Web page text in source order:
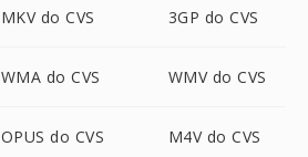
MKV do CVS 3GP do CVS
WMA do CVS WMV do CVS
OPUS do CVS M4V do CVS